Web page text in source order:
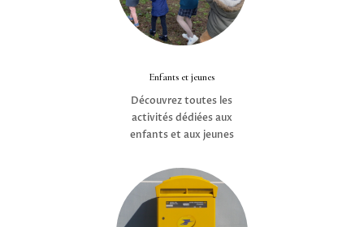
Enfants et jeunes
Découvrez toutes les
activités dédiées aux
enfants et aux jeunes